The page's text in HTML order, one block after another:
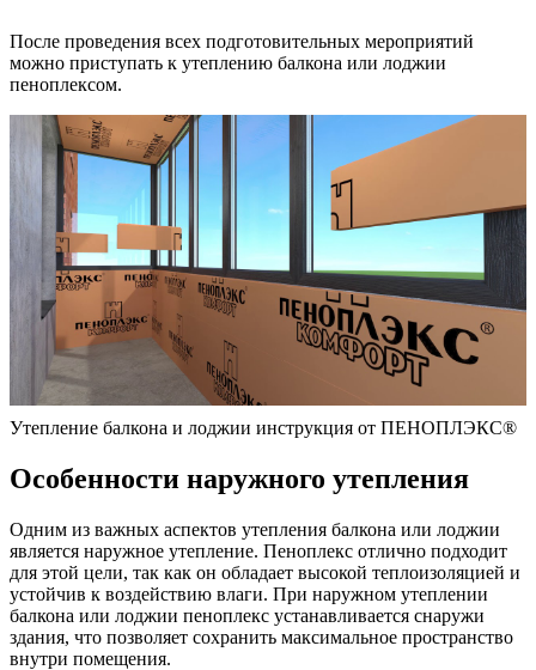
После проведения всех подготовительных мероприятий
можно приступать к утеплению балкона или лоджии
пеноплексом.
Утепление балкона и лоджии инструкция от ПЕНОПЛЭКС®
Особенности наружного утепления
Одним из важных аспектов утепления балкона или лоджии
является наружное утепление. Пеноплекс отлично подходит
для этой цели, так как он обладает высокой теплоизоляцией и
устойчив к воздействию влаги. При наружном утеплении
балкона или лоджии пеноплекс устанавливается снаружи
здания, что позволяет сохранить максимальное пространство
внутри помещения.